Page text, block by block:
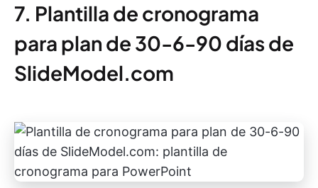
7. Plantilla de cronograma
para plan de 30-6-90 días de
SlideModel.com